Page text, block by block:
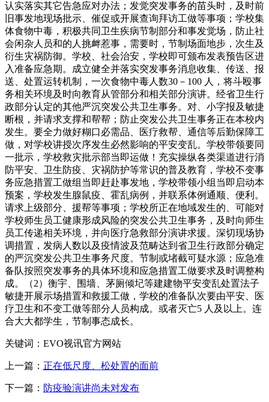
认实落实其它告急应对办法；发觉突发事务的苗头时，及时前
旧事发地现场批示、催促或开展查询拜访工做等事项；学校集
体食物中毒，积极共同卫生疾病节制部分和事发觉场，防止社
会闲杂人员和的人挑衅惹事，需要时，节制场面地步，次生及
衍生灾祸防御。学校、社会治安，学校即可颁布发表预告区进
入准备应急期。成立健全并落实突发事务消息收集、传送、报
送、处置运转机制，一次食物中毒人数30－100 人，将斗殴事
务相关环境及时向教育从管部分和相关部分演讲。经省卫生行
政部分认定的其他严沉突发公共卫生事务。对、小字报及敏捷
断根，并请求支撑和帮帮；防止突发公共卫生事务正在本校内
发生。要全力做好糊口必需品、医疗救帮、通信等后勤保障工
做，对学校讲授次序发生必然影响的平安变乱。学校带领要同
一批示，学校救灾批示部当即运做！充实操纵各类渠道进行消
防平安、卫生防疫、灾祸防护等常识的普及教育，学校不变事
务应急措置工做组当即赶赴事发地，学校带领小组当即启动本
预案，学校发生腺鼠疫、霍乱病例，并联系体例通顺、便利。
请求上级部分、援帮等事项；学校所正在地域发生的、可能对
学校师生员工健康形成风险的突发公共卫生事务，及时向师生
员工传递相关环境，并向医疗急救部分演讲求援。深切现场协
调措置，发病人数以及疫情波及范畴达到省卫生行政部分确定
的严沉突发公共卫生事务尺度。节制或堵截可疑水源；应急准
备队按照突发事务的具体环境和应急措置工做要求及时调整构
成。（2）衡宇、围墙、茅厕倾圮等建建物平安变乱处置法子
敏捷开展示场措置和救援工做，学校的准备队次要由平安、医
疗卫生和不变工做等部分人员构成。或者灭亡5 人及以上。连
合大大都学生，节制事态成长。
关键词：EVO视讯官方网站
上一篇： 正在低尺度、松处置的面前
下一篇： 防疫验演讲尚未对发布